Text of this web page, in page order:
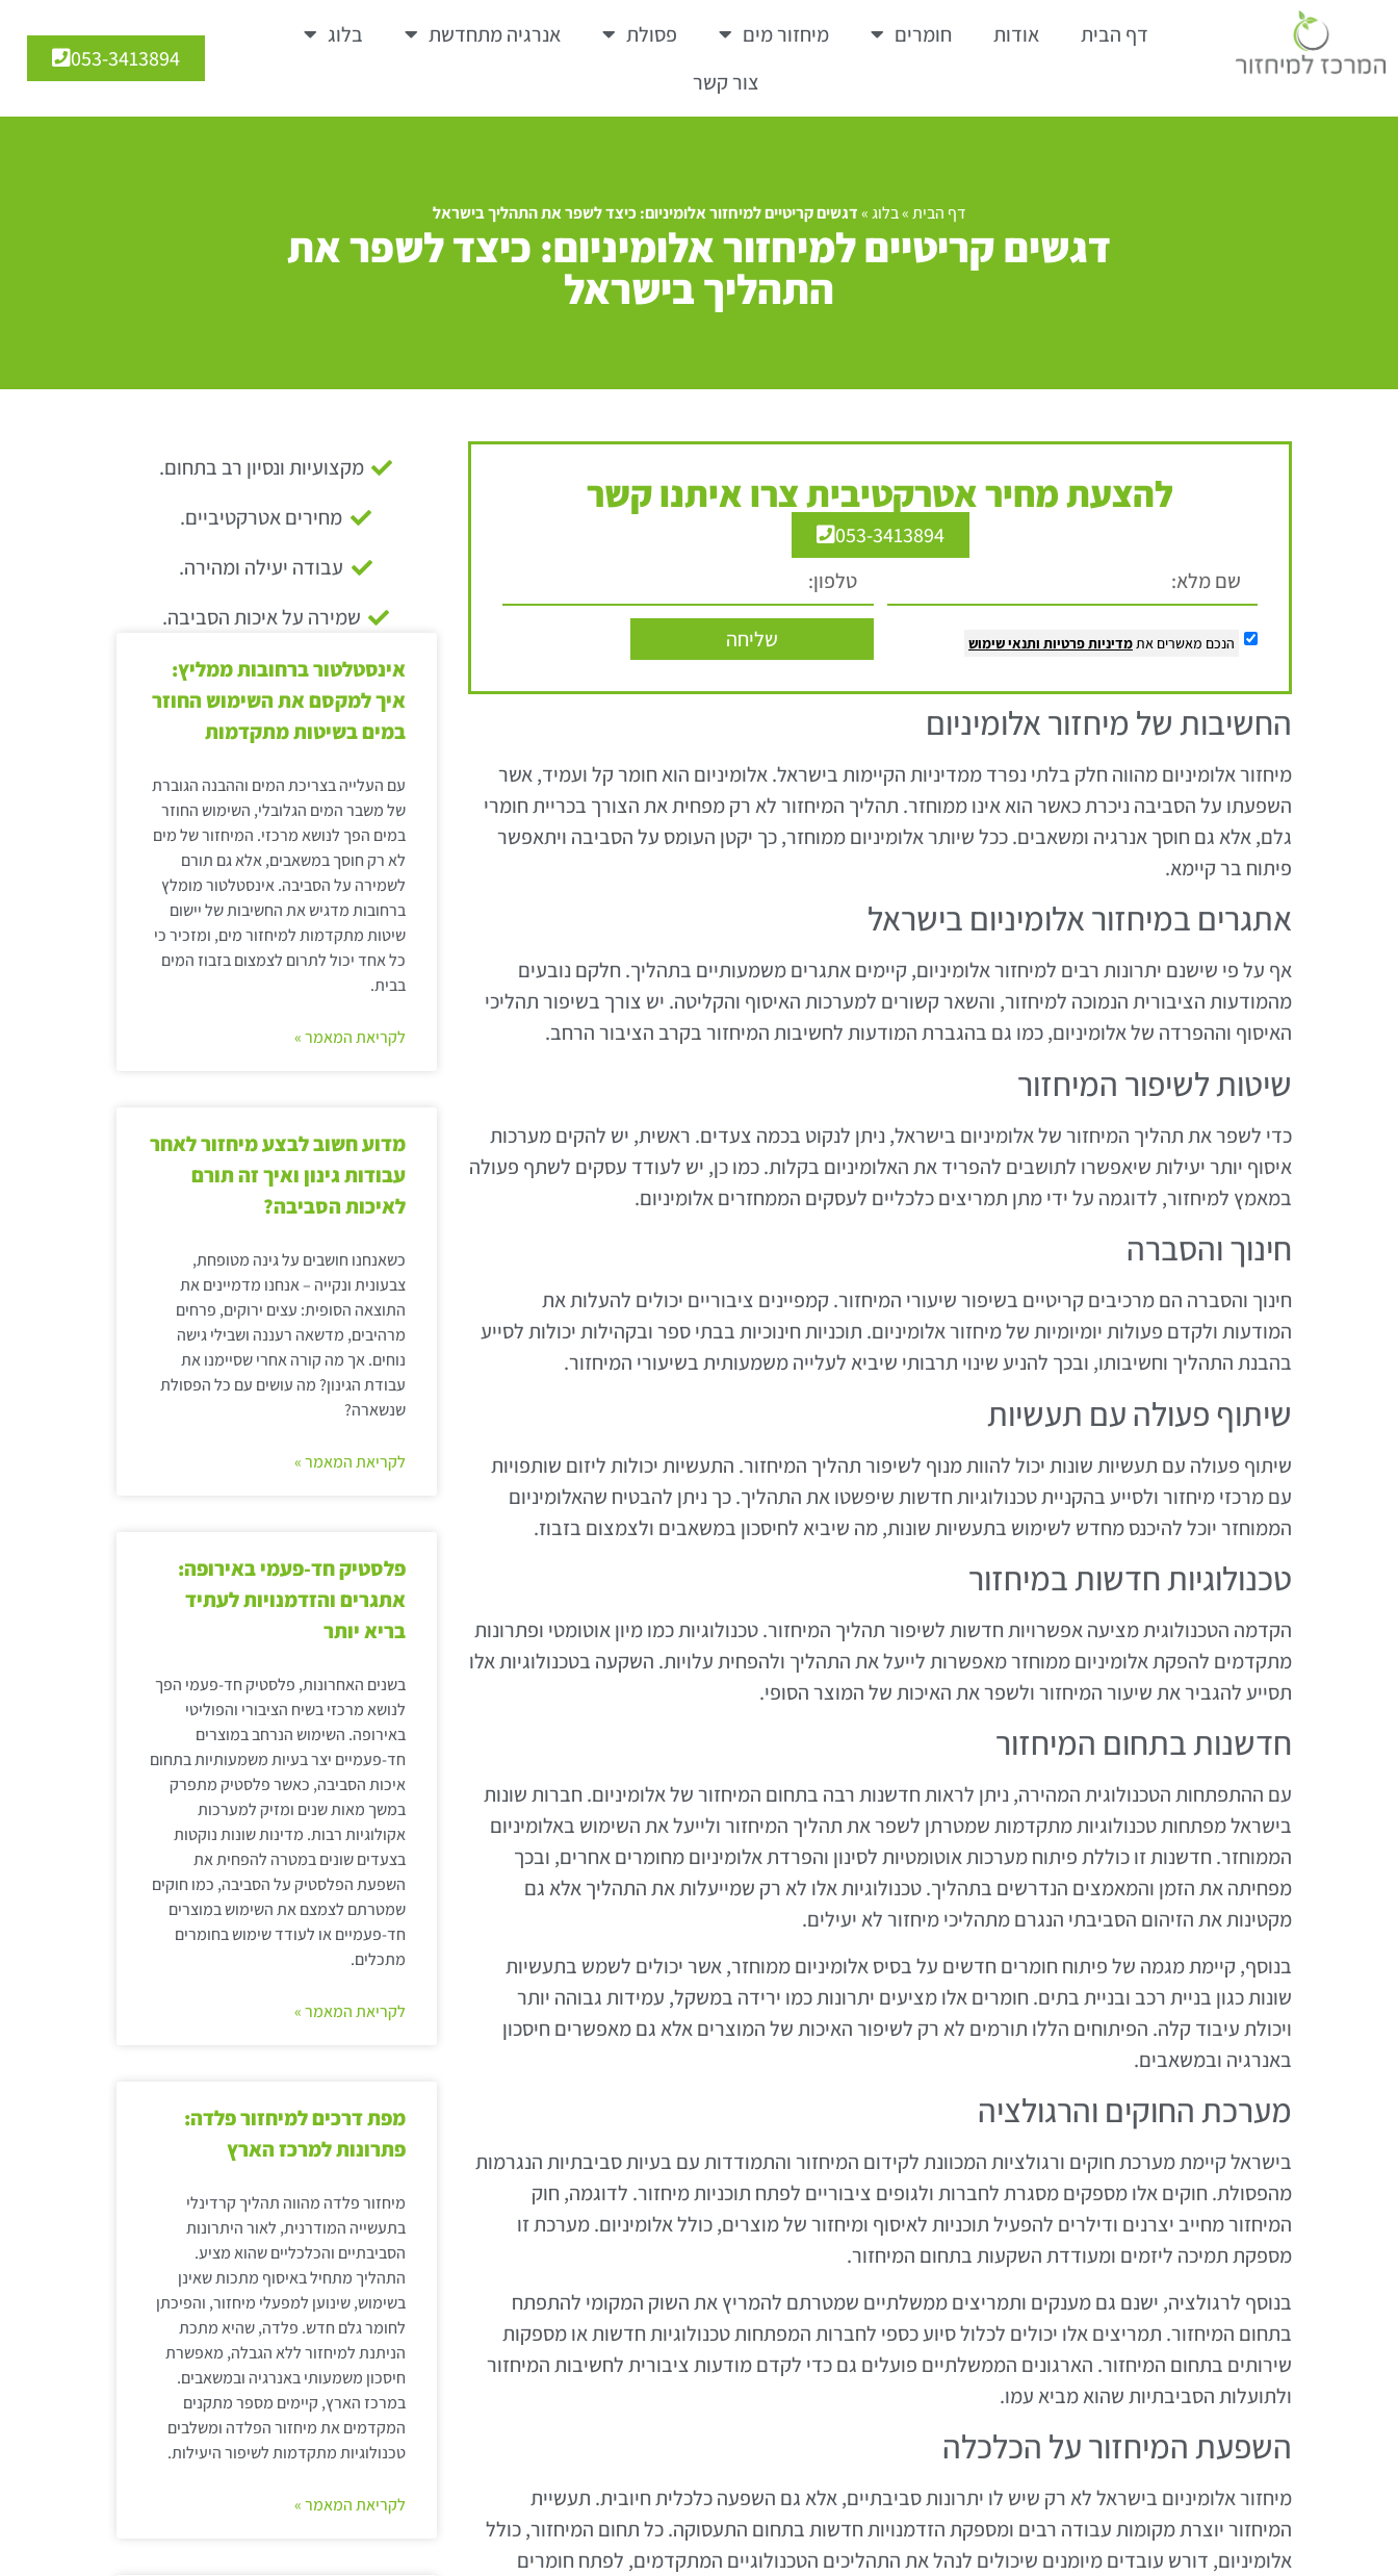
דף הבית אודות חומרים מיחזור מים פסולת אנרגיה מתחדשת
בלוג
צור קשר
053-3413894
דף הבית»בלוג»דגשים קריטיים למיחזור אלומיניום: כיצד לשפר את התהליך בישראל
דגשים קריטיים למיחזור אלומיניום: כיצד לשפר את
התהליך בישראל
להצעת מחיר אטרקטיבית צרו איתנו קשר
053-3413894
הנכם מאשרים אתמדיניות פרטיות ותנאי שימוש שליחה
החשיבות של מיחזור אלומיניום
מיחזור אלומיניום מהווה חלק בלתי נפרד ממדיניות הקיימות בישראל. אלומיניום הוא חומר קל ועמיד, אשר
השפעתו על הסביבה ניכרת כאשר הוא אינו ממוחזר. תהליך המיחזור לא רק מפחית את הצורך בכריית חומרי
גלם, אלא גם חוסך אנרגיה ומשאבים. ככל שיותר אלומיניום ממוחזר, כך יקטן העומס על הסביבה ויתאפשר
פיתוח בר קיימא.
אתגרים במיחזור אלומיניום בישראל
אף על פי שישנם יתרונות רבים למיחזור אלומיניום, קיימים אתגרים משמעותיים בתהליך. חלקם נובעים
מהמודעות הציבורית הנמוכה למיחזור, והשאר קשורים למערכות האיסוף והקליטה. יש צורך בשיפור תהליכי
האיסוף וההפרדה של אלומיניום, כמו גם בהגברת המודעות לחשיבות המיחזור בקרב הציבור הרחב.
שיטות לשיפור המיחזור
כדי לשפר את תהליך המיחזור של אלומיניום בישראל, ניתן לנקוט בכמה צעדים. ראשית, יש להקים מערכות
איסוף יותר יעילות שיאפשרו לתושבים להפריד את האלומיניום בקלות. כמו כן, יש לעודד עסקים לשתף פעולה
במאמץ למיחזור, לדוגמה על ידי מתן תמריצים כלכליים לעסקים הממחזרים אלומיניום.
חינוך והסברה
חינוך והסברה הם מרכיבים קריטיים בשיפור שיעורי המיחזור. קמפיינים ציבוריים יכולים להעלות את
המודעות ולקדם פעולות יומיומיות של מיחזור אלומיניום. תוכניות חינוכיות בבתי ספר ובקהילות יכולות לסייע
בהבנת התהליך וחשיבותו, ובכך להניע שינוי תרבותי שיביא לעלייה משמעותית בשיעורי המיחזור.
שיתוף פעולה עם תעשיות
שיתוף פעולה עם תעשיות שונות יכול להוות מנוף לשיפור תהליך המיחזור. התעשיות יכולות ליזום שותפויות
עם מרכזי מיחזור ולסייע בהקניית טכנולוגיות חדשות שיפשטו את התהליך. כך ניתן להבטיח שהאלומיניום
הממוחזר יוכל להיכנס מחדש לשימוש בתעשיות שונות, מה שיביא לחיסכון במשאבים ולצמצום בזבוז.
טכנולוגיות חדשות במיחזור
הקדמה הטכנולוגית מציעה אפשרויות חדשות לשיפור תהליך המיחזור. טכנולוגיות כמו מיון אוטומטי ופתרונות
מתקדמים להפקת אלומיניום ממוחזר מאפשרות לייעל את התהליך ולהפחית עלויות. השקעה בטכנולוגיות אלו
תסייע להגביר את שיעור המיחזור ולשפר את האיכות של המוצר הסופי.
חדשנות בתחום המיחזור
עם ההתפתחות הטכנולוגית המהירה, ניתן לראות חדשנות רבה בתחום המיחזור של אלומיניום. חברות שונות
בישראל מפתחות טכנולוגיות מתקדמות שמטרתן לשפר את תהליך המיחזור ולייעל את השימוש באלומיניום
הממוחזר. חדשנות זו כוללת פיתוח מערכות אוטומטיות לסינון והפרדת אלומיניום מחומרים אחרים, ובכך
מפחיתה את הזמן והמאמצים הנדרשים בתהליך. טכנולוגיות אלו לא רק שמייעלות את התהליך אלא גם
מקטינות את הזיהום הסביבתי הנגרם מתהליכי מיחזור לא יעילים.
בנוסף, קיימת מגמה של פיתוח חומרים חדשים על בסיס אלומיניום ממוחזר, אשר יכולים לשמש בתעשיות
שונות כגון בניית רכב ובניית בתים. חומרים אלו מציעים יתרונות כמו ירידה במשקל, עמידות גבוהה יותר
ויכולת עיבוד קלה. הפיתוחים הללו תורמים לא רק לשיפור האיכות של המוצרים אלא גם מאפשרים חיסכון
באנרגיה ובמשאבים.
מערכת החוקים והרגולציה
בישראל קיימת מערכת חוקים ורגולציות המכוונת לקידום המיחזור והתמודדות עם בעיות סביבתיות הנגרמות
מהפסולת. חוקים אלו מספקים מסגרת לחברות ולגופים ציבוריים לפתח תוכניות מיחזור. לדוגמה, חוק
המיחזור מחייב יצרנים ודילרים להפעיל תוכניות לאיסוף ומיחזור של מוצרים, כולל אלומיניום. מערכת זו
מספקת תמיכה ליזמים ומעודדת השקעות בתחום המיחזור.
בנוסף לרגולציה, ישנם גם מענקים ותמריצים ממשלתיים שמטרתם להמריץ את השוק המקומי להתפתח
בתחום המיחזור. תמריצים אלו יכולים לכלול סיוע כספי לחברות המפתחות טכנולוגיות חדשות או מספקות
שירותים בתחום המיחזור. הארגונים הממשלתיים פועלים גם כדי לקדם מודעות ציבורית לחשיבות המיחזור
ולתועלות הסביבתיות שהוא מביא עמו.
השפעת המיחזור על הכלכלה
מיחזור אלומיניום בישראל לא רק שיש לו יתרונות סביבתיים, אלא גם השפעה כלכלית חיובית. תעשיית
המיחזור יוצרת מקומות עבודה רבים ומספקת הזדמנויות חדשות בתחום התעסוקה. כל תחום המיחזור, כולל
אלומיניום, דורש עובדים מיומנים שיכולים לנהל את התהליכים הטכנולוגיים המתקדמים, לפתח חומרים
מקצועיות ונסיון רב בתחום.
מחירים אטרקטיביים.
עבודה יעילה ומהירה.
שמירה על איכות הסביבה.
אינסטלטור ברחובות ממליץ:
איך למקסם את השימוש החוזר
במים בשיטות מתקדמות
עם העלייה בצריכת המים וההבנה הגוברת
של משבר המים הגלובלי, השימוש החוזר
במים הפך לנושא מרכזי. המיחזור של מים
לא רק חוסך במשאבים, אלא גם תורם
לשמירה על הסביבה. אינסטלטור מומלץ
ברחובות מדגיש את החשיבות של יישום
שיטות מתקדמות למיחזור מים, ומזכיר כי
כל אחד יכול לתרום לצמצום בזבוז המים
בבית.
לקריאת המאמר »
מדוע חשוב לבצע מיחזור לאחר
עבודות גינון ואיך זה תורם
לאיכות הסביבה?
כשאנחנו חושבים על גינה מטופחת,
צבעונית ונקייה – אנחנו מדמיינים את
התוצאה הסופית: עצים ירוקים, פרחים
מרהיבים, מדשאה רעננה ושבילי גישה
נוחים. אך מה קורה אחרי שסיימנו את
עבודת הגינון? מה עושים עם כל הפסולת
שנשארה?
לקריאת המאמר »
פלסטיק חד-פעמי באירופה:
אתגרים והזדמנויות לעתיד
בריא יותר
בשנים האחרונות, פלסטיק חד-פעמי הפך
לנושא מרכזי בשיח הציבורי והפוליטי
באירופה. השימוש הנרחב במוצרים
חד-פעמיים יצר בעיות משמעותיות בתחום
איכות הסביבה, כאשר פלסטיק מתפרק
במשך מאות שנים ומזיק למערכות
אקולוגיות רבות. מדינות שונות נוקטות
בצעדים שונים במטרה להפחית את
השפעת הפלסטיק על הסביבה, כמו חוקים
שמטרתם לצמצם את השימוש במוצרים
חד-פעמיים או לעודד שימוש בחומרים
מתכלים.
לקריאת המאמר »
מפת דרכים למיחזור פלדה:
פתרונות למרכז הארץ
מיחזור פלדה מהווה תהליך קרדינלי
בתעשייה המודרנית, לאור היתרונות
הסביבתיים והכלכליים שהוא מציע.
התהליך מתחיל באיסוף מתכות שאינן
בשימוש, שינוען למפעלי מיחזור, והפיכתן
לחומר גלם חדש. פלדה, שהיא מתכת
הניתנת למיחזור ללא הגבלה, מאפשרת
חיסכון משמעותי באנרגיה ובמשאבים.
במרכז הארץ, קיימים מספר מתקנים
המקדמים את מיחזור הפלדה ומשלבים
טכנולוגיות מתקדמות לשיפור היעילות.
לקריאת המאמר »